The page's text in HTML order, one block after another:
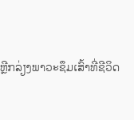
ລ່ຽງພາວະຊຶມເສົ້າທີ່ຊີວິດ